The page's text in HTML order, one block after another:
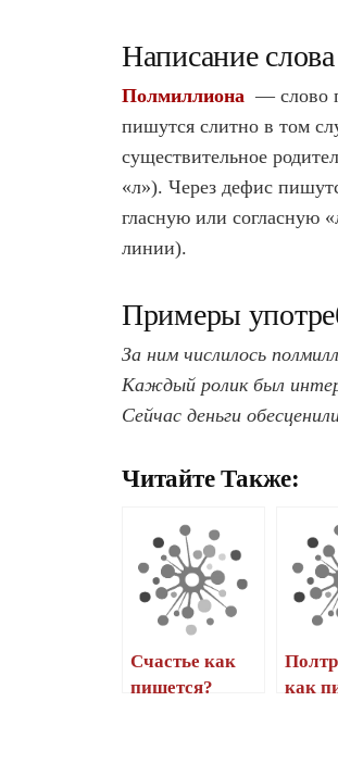
Написание слова
Полмиллиона — слово
пишутся слитно в том
существительное
«л»). Через дефис
гласную или согласную
линии).
Примеры
За ним числилось
Каждый ролик был
Сейчас деньги
Читайте Также:
Счастье как
пишется?
как